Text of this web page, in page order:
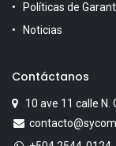
Políticas de
Noticias
Contáctanos
10 ave 11 calle N.